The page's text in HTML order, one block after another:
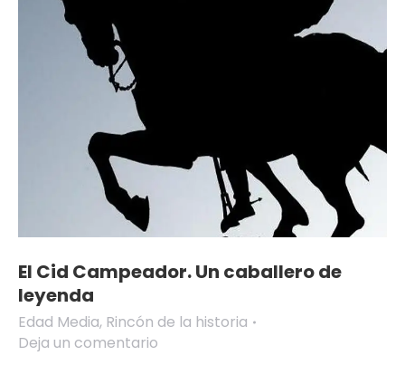
El Cid Campeador. Un caballero de
leyenda
Edad Media, Rincón de la historia
Deja un comentario